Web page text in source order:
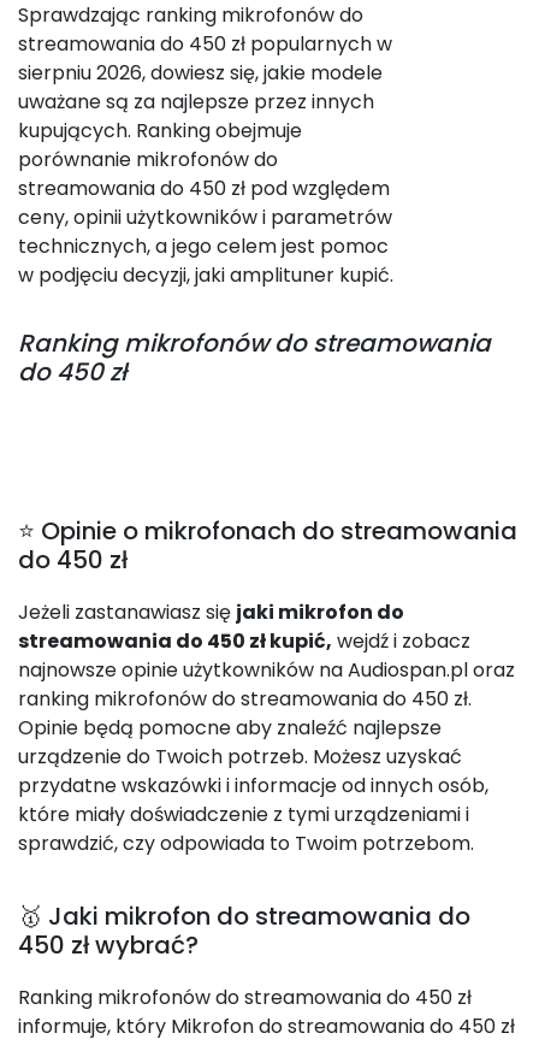
Sprawdzając ranking mikrofonów do
streamowania do 450 zł popularnych w
sierpniu 2026, dowiesz się, jakie modele
uważane są za najlepsze przez innych
kupujących. Ranking obejmuje
porównanie mikrofonów do
streamowania do 450 zł pod względem
ceny, opinii użytkowników i parametrów
technicznych, a jego celem jest pomoc
w podjęciu decyzji, jaki amplituner kupić.
Rankingmikrofonów do streamowania
do 450 zł
⭐ Opinie o mikrofonach do streamowania
do 450 zł
Jeżeli zastanawiasz się jaki mikrofon do
streamowania do 450 zł kupić, wejdź i zobacz
najnowsze opinie użytkowników na Audiospan.pl oraz
ranking mikrofonów do streamowania do 450 zł.
Opinie będą pomocne aby znaleźć najlepsze
urządzenie do Twoich potrzeb. Możesz uzyskać
przydatne wskazówki i informacje od innych osób,
które miały doświadczenie z tymi urządzeniami i
sprawdzić, czy odpowiada to Twoim potrzebom.
🥇 Jaki mikrofon do streamowania do
450 zł wybrać?
Ranking mikrofonów do streamowania do 450 zł
informuje, który Mikrofon do streamowania do 450 zł